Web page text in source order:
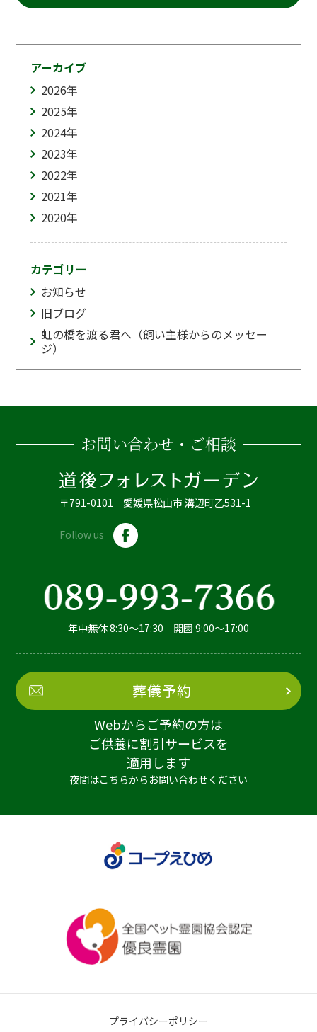
アーカイブ
2026年
2025年
2024年
2023年
2022年
2021年
2020年
カテゴリー
お知らせ
旧ブログ
虹の橋を渡る君へ（飼い主様からのメッセー
ジ）
お問い合わせ・ご相談
〒791-0101 愛媛県松山市 溝辺町乙531-1
Follow us
年中無休 8:30～17:30 開園 9:00～17:00
葬儀予約
Webからご予約の方は
ご供養に割引サービスを
適用します
夜間はこちらからお問い合わせください
プライバシーポリシー